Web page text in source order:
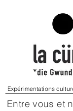
Expérimentations
Entre vous et